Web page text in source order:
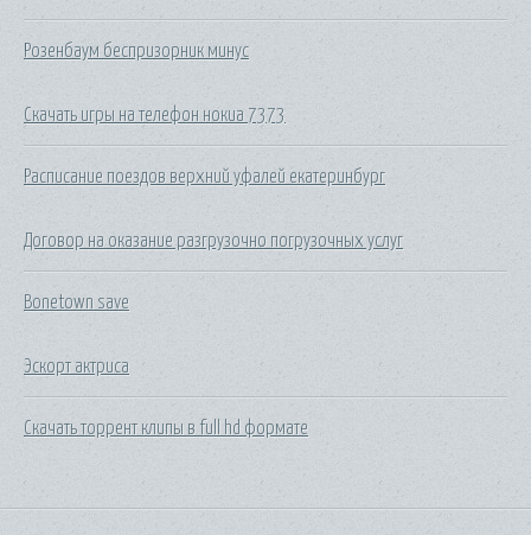
Розенбаум беспризорник минус
Скачать игры на телефон нокиа 7373
Расписание поездов верхний уфалей екатеринбург
Договор на оказание разгрузочно погрузочных услуг
Bonetown save
Эскорт актриса
Скачать торрент клипы в full hd формате